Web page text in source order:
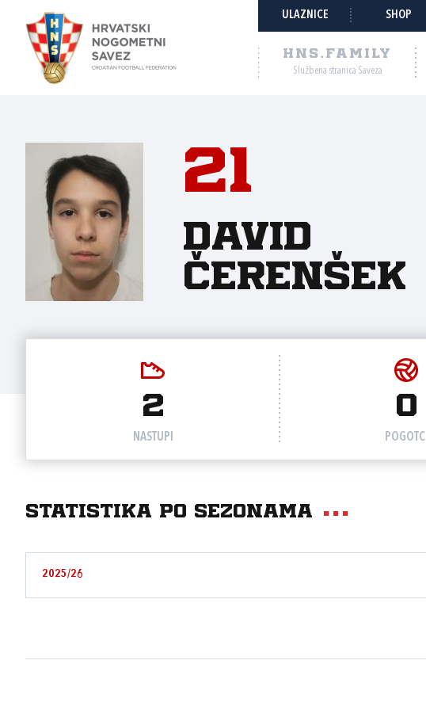
ULAZNICE SHOP
HNS.FAMILY
Službena stranica Saveza
21
David
Čerenšek
2
NASTUPI
0
POGOTCI
Statistika po sezonama
2025/26